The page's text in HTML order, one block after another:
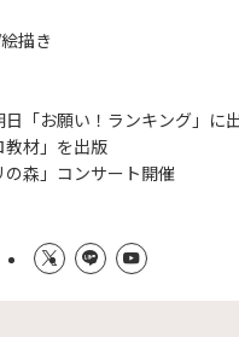
描き
日「お願い！ランキング」に
教材」を出版
の森」コンサート開催